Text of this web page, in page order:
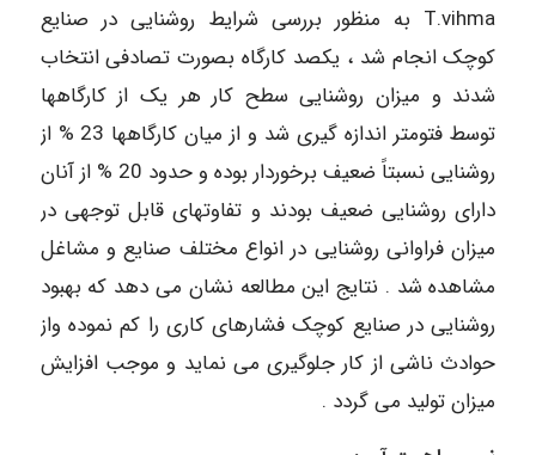
T.vihma به منظور بررسی شرایط روشنایی در صنایع
کوچک انجام شد ، یکصد کارگاه بصورت تصادفی انتخاب
شدند و میزان روشنایی سطح کار هر یک از کارگاهها
توسط فتومتر اندازه گیری شد و از میان کارگاهها 23 % از
روشنایی نسبتاً ضعیف برخوردار بوده و حدود 20 % از آنان
دارای روشنایی ضعیف بودند و تفاوتهای قابل توجهی در
میزان فراوانی روشنایی در انواع مختلف صنایع و مشاغل
مشاهده شد . نتایج این مطالعه نشان می دهد که بهبود
روشنایی در صنایع کوچک فشارهای کاری را کم نموده واز
حوادث ناشی از کار جلوگیری می نماید و موجب افزایش
میزان تولید می گردد .